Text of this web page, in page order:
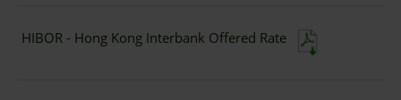
HIBOR - Hong Kong Interbank Offered Rate